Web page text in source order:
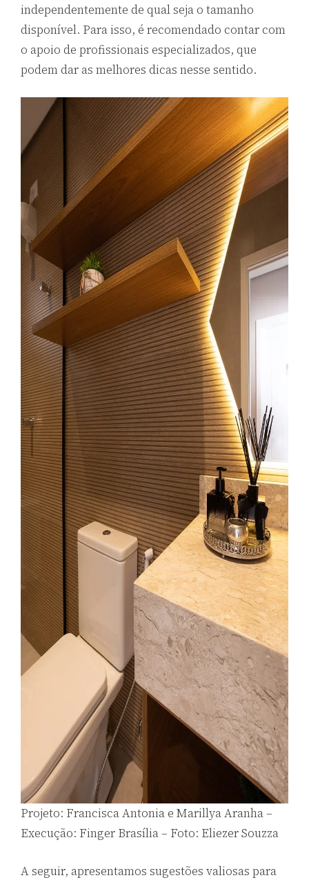
independentemente de qual seja o tamanho
disponível. Para isso, é recomendado contar com
o apoio de profissionais especializados, que
podem dar as melhores dicas nesse sentido.
Projeto: Francisca Antonia e Marillya Aranha –
Execução: Finger Brasília – Foto: Eliezer Souzza
A seguir, apresentamos sugestões valiosas para